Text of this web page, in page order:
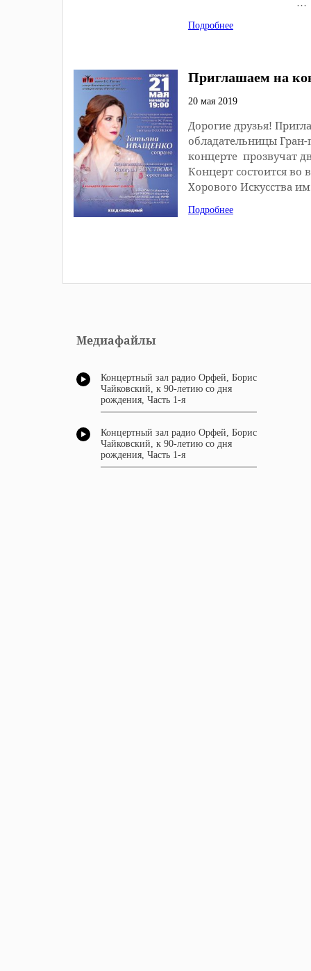
Подробнее
Приглашаем на
20 мая 2019
Дорогие друзья!
обладательницы
концерте прозвучат
Концерт состоится во
Хорового Искусства
Подробнее
Медиафайлы
Концертный зал радио Орфей, Борис
Чайковский, к 90-летию со дня
рождения, Часть 1-я
Концертный зал радио Орфей, Борис
Чайковский, к 90-летию со дня
рождения, Часть 1-я